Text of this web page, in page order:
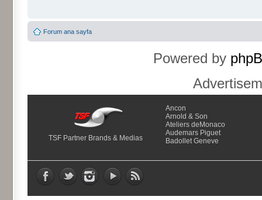
Forum ana sayfa
Powered by
TSF Partner Brands & Medias
Ancon
Arnold & Son
Ateliers deMonaco
Audemars Piguet
Badollet Geneve